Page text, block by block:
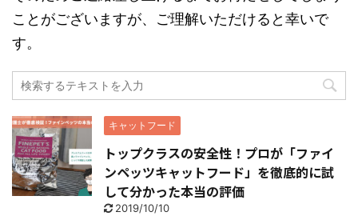
ことがございますが、ご理解いただけると幸いで
す。
キャットフード
トップクラスの安全性！プロが「ファイ
ンペッツキャットフード」を徹底的に試
して分かった本当の評価
2019/10/10